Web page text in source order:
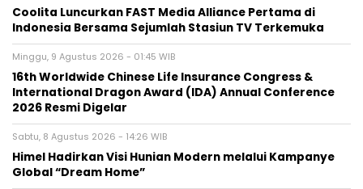
Coolita Luncurkan FAST Media Alliance Pertama di
Indonesia Bersama Sejumlah Stasiun TV Terkemuka
Minggu, 9 Agustus 2026 - 01:45 WIB
16th Worldwide Chinese Life Insurance Congress &
International Dragon Award (IDA) Annual Conference
2026 Resmi Digelar
Sabtu, 8 Agustus 2026 - 14:26 WIB
Himel Hadirkan Visi Hunian Modern melalui Kampanye
Global “Dream Home”